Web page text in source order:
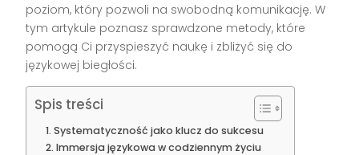
poziom, który pozwoli na swobodną komunikację. W
tym artykule poznasz sprawdzone metody, które
pomogą Ci przyspieszyć naukę i zbliżyć się do
językowej biegłości.
Spis treści
Systematyczność jako klucz do sukcesu
Immersja językowa w codziennym życiu